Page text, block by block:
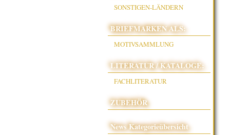
SONSTIGEN-LÄNDERN
BRIEFMARKEN ALS:
MOTIVSAMMLUNG
LITERATUR / KATALOGE:
FACHLITERATUR
ZUBEHÖR
News Kategorieübersicht